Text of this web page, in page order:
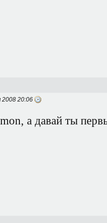
20:06
а давай ты